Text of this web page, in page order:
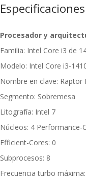
Especificaciones
Procesador y
Familia: Intel Core i3 de
Modelo: Intel Core i3-
Nombre en clave: Raptor
Segmento: Sobremesa
Litografía: Intel 7
Núcleos: 4 Performance-
Efficient-Cores: 0
Subprocesos: 8
Frecuencia turbo